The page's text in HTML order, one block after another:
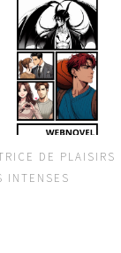
DE PLAISIRS
INTENSES